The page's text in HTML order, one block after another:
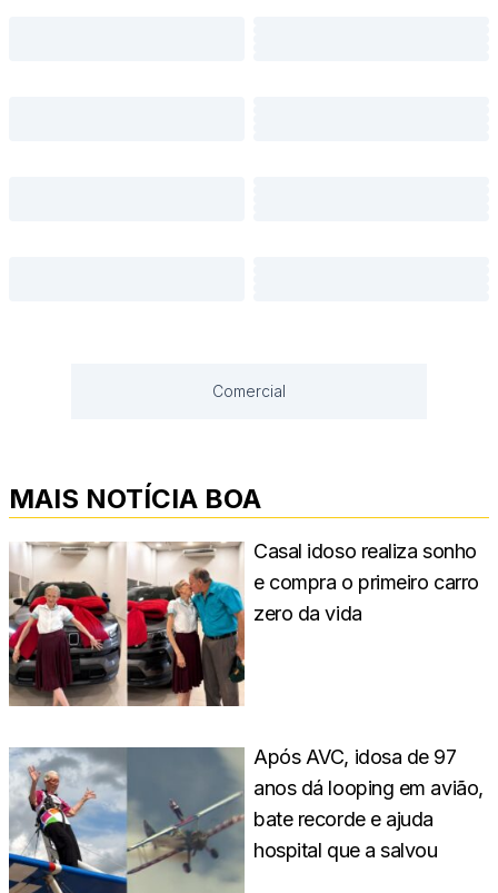
Comercial
MAIS NOTÍCIA BOA
Casal idoso realiza sonho
e compra o primeiro carro
zero da vida
Após AVC, idosa de 97
anos dá looping em avião,
bate recorde e ajuda
hospital que a salvou